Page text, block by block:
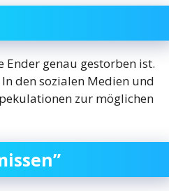
genau gestorben ist.
den sozialen Medien und
zur möglichen